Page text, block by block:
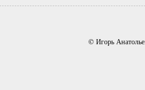
© Игорь